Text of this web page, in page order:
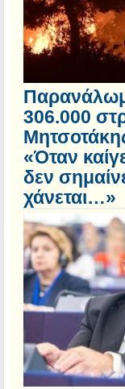
306.000
«Όταν
δεν
χάνεται…»